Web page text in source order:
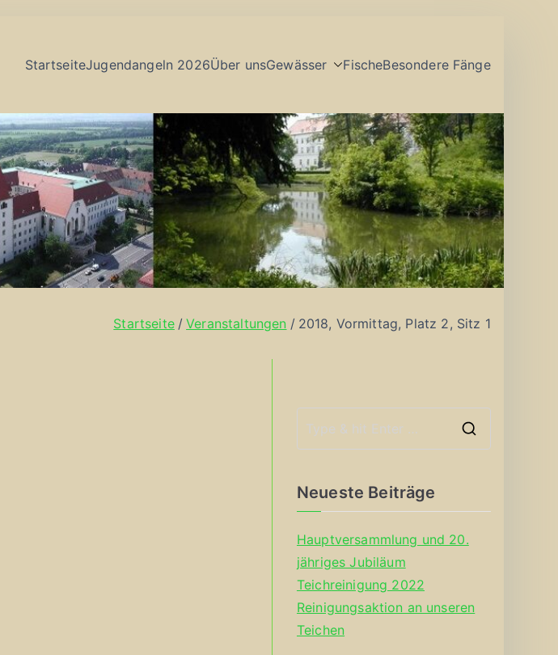
StartseiteJugendangeln 2026Über unsGewässer FischeBesondere Fänge
Startseite Veranstaltungen 2018, Vormittag, Platz 2, Sitz 1
Neueste Beiträge
Hauptversammlung und 20.
jähriges Jubiläum
Teichreinigung 2022
Reinigungsaktion an unseren
Teichen